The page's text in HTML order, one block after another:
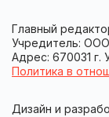
Главный
Учредитель:
Адрес: 670031 г.
Политика в
Дизайн и